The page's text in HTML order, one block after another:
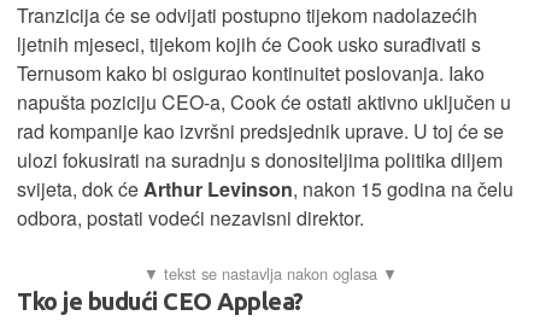
Tranzicija će se odvijati postupno tijekom nadolazećih
ljetnih mjeseci, tijekom kojih će Cook usko surađivati s
Ternusom kako bi osigurao kontinuitet poslovanja. Iako
napušta poziciju CEO-a, Cook će ostati aktivno uključen u
rad kompanije kao izvršni predsjednik uprave. U toj će se
ulozi fokusirati na suradnju s donositeljima politika diljem
svijeta, dok ćeArthur Levinson, nakon 15 godina na čelu
odbora, postati vodeći nezavisni direktor.
Tko je budući CEO Applea?